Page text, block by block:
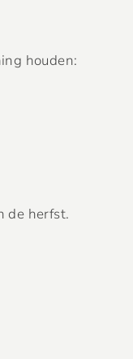
houden:
de herfst.